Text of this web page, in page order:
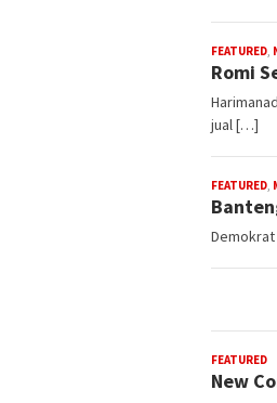
FEATURED,
Romi
jual […]
FEATURED,
FEATURED
New